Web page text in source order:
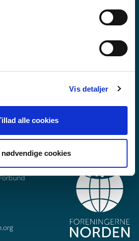
Vis detaljer
alle cookies
nødvendige cookies